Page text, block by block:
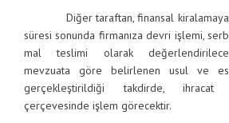
Diğer taraftan, finansal kiralamaya
süresi sonunda firmanıza devri işlemi,
mal teslimi olarak
mevzuata göre belirlenen usul ve
gerçekleştirildiği takdirde, ihracat
çerçevesinde işlem görecektir.